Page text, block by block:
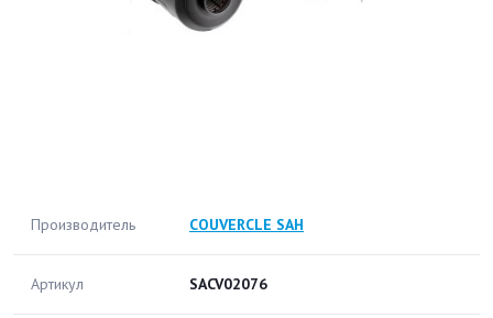
Производитель COUVERCLE SAH
Артикул SACV02076